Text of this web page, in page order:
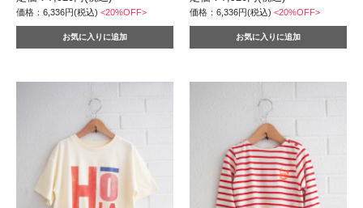
価格：6,336円(税込) <20%OFF> 価格：6,336円(税込)<20%OFF>